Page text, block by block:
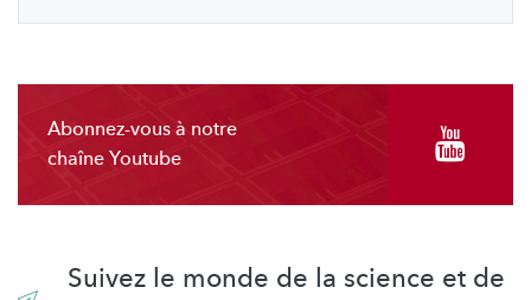
Abonnez-vous à notre
chaîne Youtube
Suivez le monde de la science et de